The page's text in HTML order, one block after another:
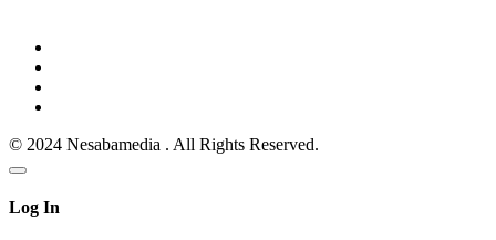
© 2024 Nesabamedia . All Rights Reserved.
Log In